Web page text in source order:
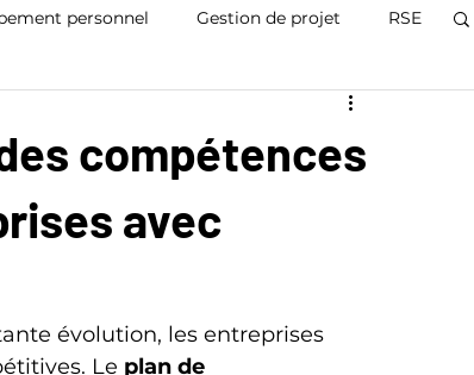
personnel Gestion de projet RSE
Formations de niche
compétences
avec
évolution, les entreprises
Le plan de